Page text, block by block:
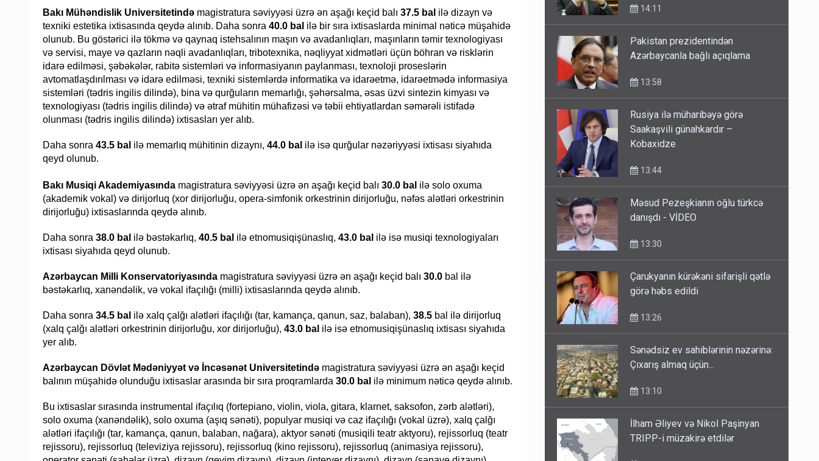
Bakı Mühəndislik Universitetində magistratura səviyyəsi üzrə ən aşağı keçid balı 37.5 bal ilə dizayn və
texniki estetika ixtisasında qeydə alınıb. Daha sonra 40.0 bal ilə bir sıra ixtisaslarda minimal nəticə müşahidə
olunub. Bu göstərici ilə tökmə və qaynaq istehsalının maşın və avadanlıqları, maşınların təmir texnologiyası
və servisi, maye və qazların nəqli avadanlıqları, tribotexnika, nəqliyyat xidmətləri üçün böhran və risklərin
idarə edilməsi, şəbəkələr, rabitə sistemləri və informasiyanın paylanması, texnoloji proseslərin
avtomatlaşdırılması və idarə edilməsi, texniki sistemlərdə informatika və idarəetmə, idarəetmədə informasiya
sistemləri (tədris ingilis dilində), bina və qurğuların memarlığı, şəhərsalma, əsas üzvi sintezin kimyası və
texnologiyası (tədris ingilis dilində) və ətraf mühitin mühafizəsi və təbii ehtiyatlardan səmərəli istifadə
olunması (tədris ingilis dilində) ixtisasları yer alıb.
Daha sonra 43.5 bal ilə memarlıq mühitinin dizaynı, 44.0 bal ilə isə qurğular nəzəriyyəsi ixtisası siyahıda
qeyd olunub.
Bakı Musiqi Akademiyasında magistratura səviyyəsi üzrə ən aşağı keçid balı 30.0 bal ilə solo oxuma
(akademik vokal) və dirijorluq (xor dirijorluğu, opera-simfonik orkestrinin dirijorluğu, nəfəs alətləri orkestrinin
dirijorluğu) ixtisaslarında qeydə alınıb.
Daha sonra 38.0 bal ilə bəstəkarlıq, 40.5 bal ilə etnomusiqişünaslıq, 43.0 bal ilə isə musiqi texnologiyaları
ixtisası siyahıda qeyd olunub.
Azərbaycan Milli Konservatoriyasında magistratura səviyyəsi üzrə ən aşağı keçid balı 30.0 bal ilə
bəstəkarlıq, xanəndəlik, və vokal ifaçılığı (milli) ixtisaslarında qeydə alınıb.
Daha sonra 34.5 bal ilə xalq çalğı alətləri ifaçılığı (tar, kamança, qanun, saz, balaban), 38.5 bal ilə dirijorluq
(xalq çalğı alətləri orkestrinin dirijorluğu, xor dirijorluğu), 43.0 bal ilə isə etnomusiqişünaslıq ixtisası siyahıda
yer alıb.
Azərbaycan Dövlət Mədəniyyət və İncəsənət Universitetində magistratura səviyyəsi üzrə ən aşağı keçid
balının müşahidə olunduğu ixtisaslar arasında bir sıra proqramlarda 30.0 bal ilə minimum nəticə qeydə alınıb.
Bu ixtisaslar sırasında instrumental ifaçılıq (fortepiano, violin, viola, gitara, klarnet, saksofon, zərb alətləri),
solo oxuma (xanəndəlik), solo oxuma (aşıq sənəti), populyar musiqi və caz ifaçılığı (vokal üzrə), xalq çalğı
alətləri ifaçılığı (tar, kamança, qanun, balaban, nağara), aktyor sənəti (musiqili teatr aktyoru), rejissorluq (teatr
rejissoru), rejissorluq (televiziya rejissoru), rejissorluq (kino rejissoru), rejissorluq (animasiya rejissoru),
14:11
Pakistan prezidentindən
Azərbaycanla bağlı açıqlama
13:58
Rusiya ilə müharibəyə görə
Saakaşvili günahkardır –
Kobaxidze
13:44
Məsud Pezeşkianın oğlu türkcə
danışdı - VİDEO
13:30
Çarukyanın kürəkəni sifarişli qətlə
görə həbs edildi
13:26
Sənədsiz ev sahiblərinin nəzərinə:
Çıxarış almaq üçün...
13:10
İlham Əliyev və Nikol Paşinyan
TRIPP-i müzakirə etdilər